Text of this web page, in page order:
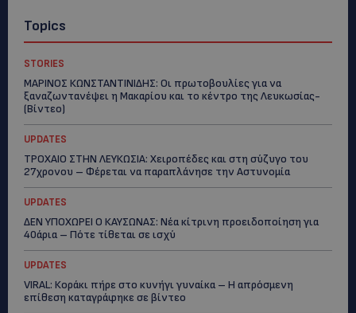
Topics
STORIES
ΜΑΡΙΝΟΣ ΚΩΝΣΤΑΝΤΙΝΙΔΗΣ: Οι πρωτοβουλίες για να
ξαναζωντανέψει η Μακαρίου και το κέντρο της Λευκωσίας-
(Βίντεο)
UPDATES
ΤΡΟΧΑΙΟ ΣΤΗΝ ΛΕΥΚΩΣΙΑ: Χειροπέδες και στη σύζυγο του
27χρονου – Φέρεται να παραπλάνησε την Αστυνομία
UPDATES
ΔΕΝ ΥΠΟΧΩΡΕΙ Ο ΚΑΥΣΩΝΑΣ: Νέα κίτρινη προειδοποίηση για
40άρια – Πότε τίθεται σε ισχύ
UPDATES
VIRAL: Κοράκι πήρε στο κυνήγι γυναίκα – Η απρόσμενη
επίθεση καταγράφηκε σε βίντεο